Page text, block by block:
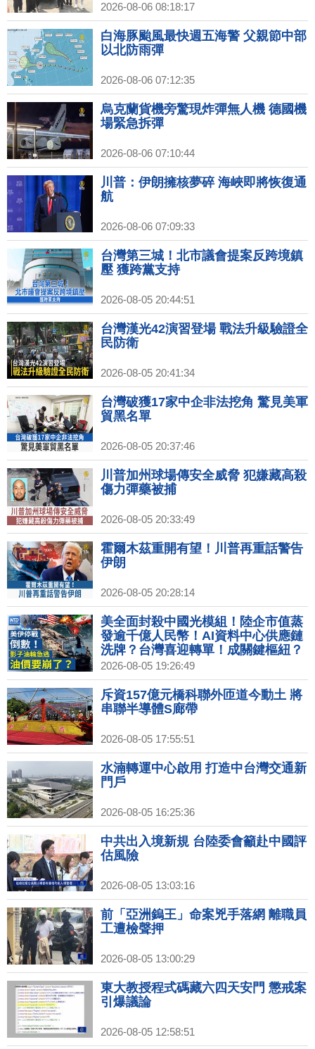
2026-08-06 08:18:17
白海豚颱風最快週五海警 父親節中部
以北防雨彈
2026-08-06 07:12:35
烏克蘭貨機旁驚現炸彈無人機 德國機
場緊急拆彈
2026-08-06 07:10:44
川普：伊朗擁核夢碎 海峽即將恢復通
航
2026-08-06 07:09:33
台灣第三城！北市議會提案反跨境鎮
壓 獲跨黨支持
2026-08-05 20:44:51
台灣漢光42演習登場 戰法升級驗證全
民防衛
2026-08-05 20:41:34
台灣破獲17家中企非法挖角 驚見美軍
貿黑名單
2026-08-05 20:37:46
川普加州球場傳安全威脅 犯嫌藏高殺
傷力彈藥被捕
2026-08-05 20:33:49
霍爾木茲重開有望！川普再重話警告
伊朗
2026-08-05 20:28:14
美全面封殺中國光模組！陸企市值蒸
發逾千億人民幣！AI資料中心供應鏈
洗牌？台灣喜迎轉單！成關鍵樞紐？
｜#財經新聞│20260805 (三)
2026-08-05 19:26:49
斥資157億元橋科聯外匝道今動土 將
串聯半導體S廊帶
2026-08-05 17:55:51
水湳轉運中心啟用 打造中台灣交通新
門戶
2026-08-05 16:25:36
中共出入境新規 台陸委會籲赴中國評
估風險
2026-08-05 13:03:16
前「亞洲鎢王」命案兇手落網 離職員
工遭檢聲押
2026-08-05 13:00:29
東大教授程式碼藏六四天安門 懲戒案
引爆議論
2026-08-05 12:58:51